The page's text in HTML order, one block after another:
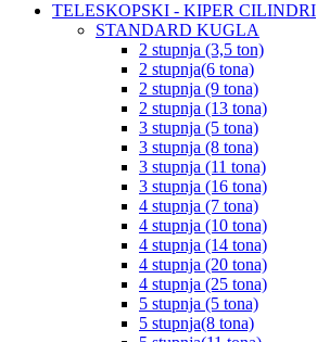
TELESKOPSKI - KIPER CILINDRI
STANDARD KUGLA
2 stupnja (3,5 ton)
2 stupnja(6 tona)
2 stupnja (9 tona)
2 stupnja (13 tona)
3 stupnja (5 tona)
3 stupnja (8 tona)
3 stupnja (11 tona)
3 stupnja (16 tona)
4 stupnja (7 tona)
4 stupnja (10 tona)
4 stupnja (14 tona)
4 stupnja (20 tona)
4 stupnja (25 tona)
5 stupnja (5 tona)
5 stupnja(8 tona)